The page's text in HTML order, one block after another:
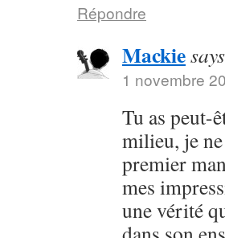
Répondre
Mackie
1 novembre
Tu as peut-
milieu, je
premier
mes
une vérité